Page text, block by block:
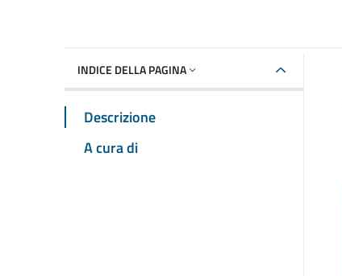
INDICE DELLA PAGINA
Descrizione
A cura di